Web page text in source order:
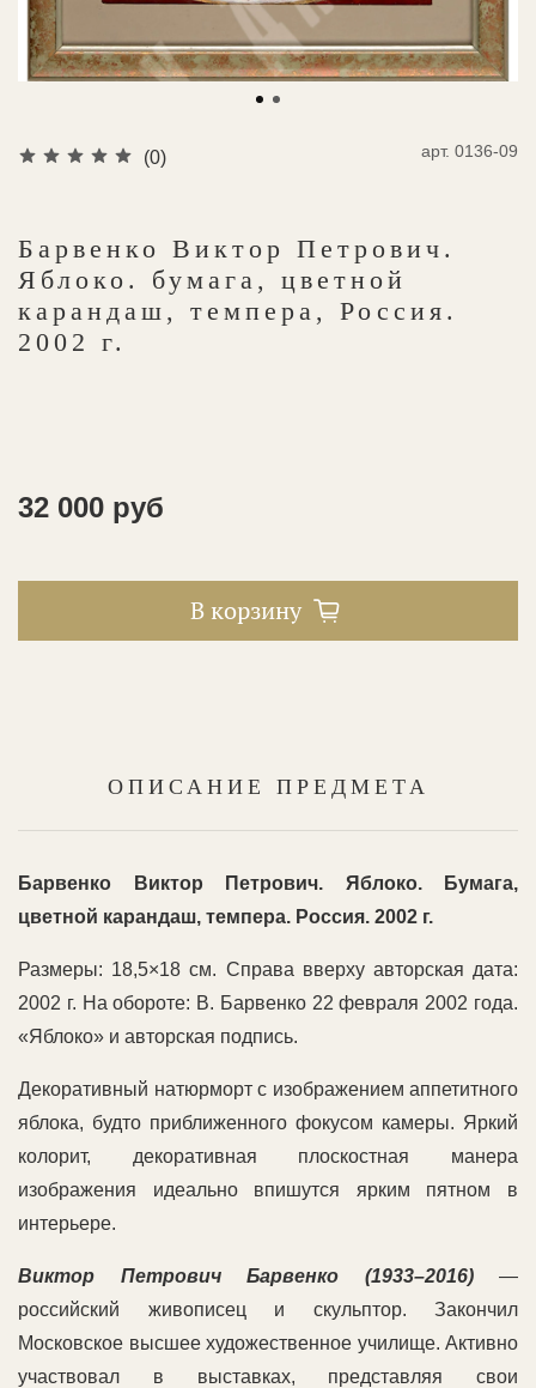
(0) арт. 0136-09
Барвенко Виктор Петрович.
Яблоко. бумага, цветной
карандаш, темпера, Россия.
2002 г.
32 000 руб
В корзину
ОПИСАНИЕ ПРЕДМЕТА
Барвенко Виктор Петрович. Яблоко. Бумага,
цветной карандаш, темпера. Россия. 2002 г.
Размеры: 18,5×18 см. Справа вверху авторская дата:
2002 г. На обороте: В. Барвенко 22 февраля 2002 года.
«Яблоко» и авторская подпись.
Декоративный натюрморт с изображением аппетитного
яблока, будто приближенного фокусом камеры. Яркий
колорит, декоративная плоскостная манера
изображения идеально впишутся ярким пятном в
интерьере.
Виктор Петрович Барвенко (1933–2016)—
российский живописец и скульптор. Закончил
Московское высшее художественное училище. Активно
участвовал в выставках, представляя свои